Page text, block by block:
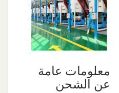
معلومات عامة
عن الشحن